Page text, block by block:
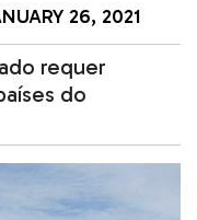
26, 2021
requer
do